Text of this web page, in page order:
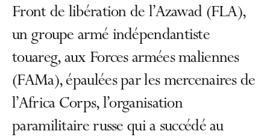
Front de libération de l’Azawad (FLA),
un groupe armé indépendantiste
touareg, aux Forces armées maliennes
(FAMa), épaulées par les mercenaires de
l’Africa Corps, l’organisation
paramilitaire russe qui a succédé au